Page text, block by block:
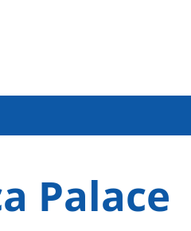
Palace